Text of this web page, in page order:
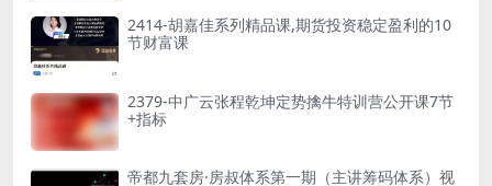
2414-胡嘉佳系列精品课,期货投资稳定盈利的10
节财富课
2379-中广云张程乾坤定势擒牛特训营公开课7节
+指标
帝都九套房·房叔体系第一期（主讲筹码体系）视